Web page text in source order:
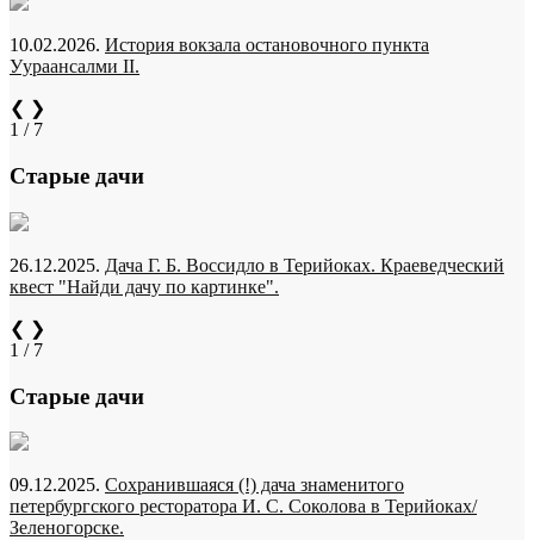
10.02.2026. История вокзала остановочного пункта
Уураансалми II.
❮ ❯
1 / 7
Старые дачи
26.12.2025. Дача Г. Б. Воссидло в Терийоках. Краеведческий
квест "Найди дачу по картинке".
❮ ❯
1 / 7
Старые дачи
09.12.2025. Сохранившаяся (!) дача знаменитого
петербургского ресторатора И. С. Соколова в Терийоках/
Зеленогорске.